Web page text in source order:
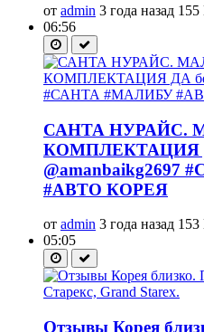
от admin 3 года назад
06:56
САНТА
КОМПЛЕКТАЦИЯ
#АВТО КОРЕЯ
от admin 3 года назад
05:05
Отзывы Корея